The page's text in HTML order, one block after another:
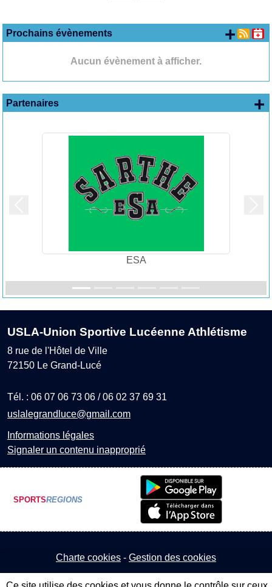
Prochains évènements
Aucun évènement à afficher.
+
Partenaires
ESA
+
USLA-Union Sportive Lucéenne Athlétisme
8 rue de l'Hôtel de Ville
72150 Le Grand-Lucé
Tél. : 06 07 06 73 06 / 06 02 37 69 31
uslalegrandluce@gmail.com
Informations légales
Signaler un contenu inapproprié
SPORTSREGIONS
Charte cookies Gestion des cookies